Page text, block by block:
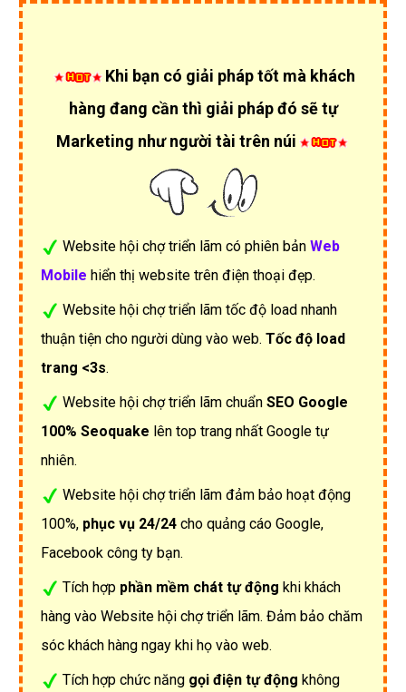
Khi bạn có giải pháp tốt mà khách
hàng đang cần thì giải pháp đó sẽ tự
Marketing như người tài trên núi
Website hội chợ triển lãm có phiên bản Web
Mobile hiển thị website trên điện thoại đẹp.
Website hội chợ triển lãm tốc độ load nhanh
thuận tiện cho người dùng vào web. Tốc độ load
trang <3s.
Website hội chợ triển lãm chuẩn SEO Google
100% Seoquake lên top trang nhất Google tự
nhiên.
Website hội chợ triển lãm đảm bảo hoạt động
100%, phục vụ 24/24 cho quảng cáo Google,
Facebook công ty bạn.
Tích hợp phần mềm chát tự động khi khách
hàng vào Website hội chợ triển lãm. Đảm bảo chăm
sóc khách hàng ngay khi họ vào web.
Tích hợp chức năng gọi điện tự động không